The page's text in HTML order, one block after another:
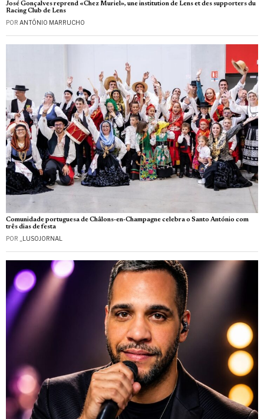
José Gonçalves reprend «Chez Muriel», une institution de Lens et des supporters du
Racing Club de Lens
POR ANTÓNIO MARRUCHO
Comunidade portuguesa de Châlons-en-Champagne celebra o Santo António com
três dias de festa
POR _LUSOJORNAL